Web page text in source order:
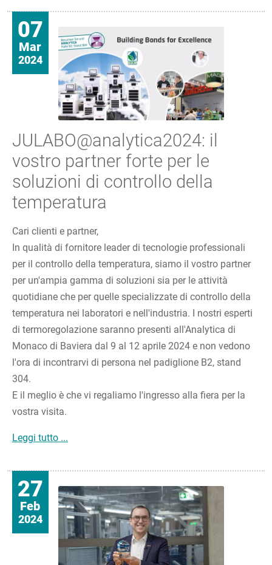
07
Mar
2024
JULABO@analytica2024: il
vostro partner forte per le
soluzioni di controllo della
temperatura
Cari clienti e partner,
In qualità di fornitore leader di tecnologie professionali
per il controllo della temperatura, siamo il vostro partner
per un'ampia gamma di soluzioni sia per le attività
quotidiane che per quelle specializzate di controllo della
temperatura nei laboratori e nell'industria. I nostri esperti
di termoregolazione saranno presenti all'Analytica di
Monaco di Baviera dal 9 al 12 aprile 2024 e non vedono
l'ora di incontrarvi di persona nel padiglione B2, stand
304.
E il meglio è che vi regaliamo l'ingresso alla fiera per la
vostra visita.
Leggi tutto ...
27
Feb
2024